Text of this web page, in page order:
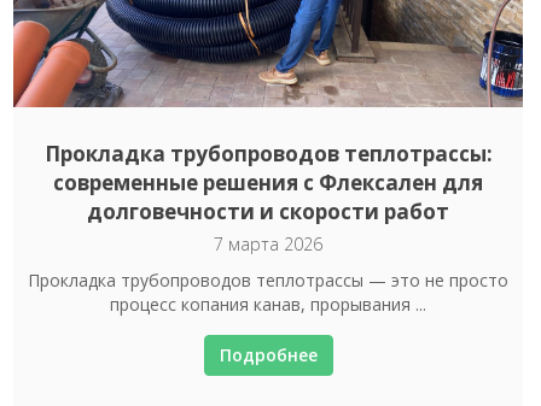
Прокладка трубопроводов теплотрассы:
современные решения с Флексален для
долговечности и скорости работ
7 марта 2026
Прокладка трубопроводов теплотрассы — это не просто
процесс копания канав, прорывания ...
Подробнее